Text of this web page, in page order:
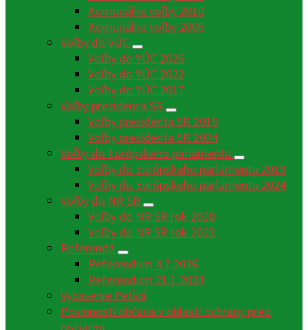
Komunálne voľby 2010
Komunálne voľby 2006
Voľby do VÚC
Voľby do VÚC 2026
Voľby do VÚC 2022
Voľby do VÚC 2017
Voľby prezidenta SR
Voľby prezidenta SR 2019
Voľby prezidenta SR 2024
Voľby do Európskeho parlamentu
Voľby do Európskeho parlamentu 2019
Voľby do Európskeho parlamentu 2024
Voľby do NR SR
Voľby do NR SR rok 2020
Voľby do NR SR rok 2023
Referendá
Referendum 4.7.2026
Referendum 21.1.2023
Vybavenie Petícií
Povinnosti občana v oblasti ochrany pred